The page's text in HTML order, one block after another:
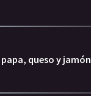
queso y jamón